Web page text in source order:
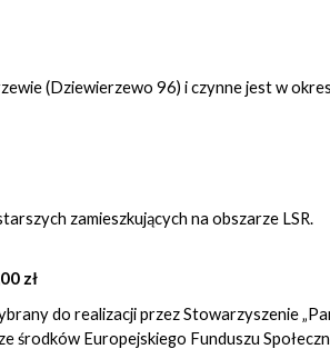
(Dziewierzewo 96) i czynne jest w
zamieszkujących na obszarze LSR.
zł
do realizacji przez Stowarzyszenie
środków Europejskiego Funduszu